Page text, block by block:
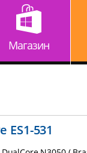
Магазин
ES1-531